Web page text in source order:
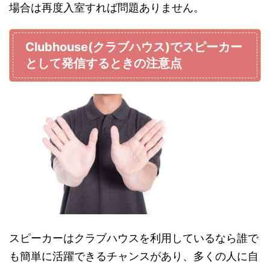
場合は再度入室すれば問題ありません。
Clubhouse(クラブハウス)でスピーカー
として発信するときの注意点
スピーカーはクラブハウスを利用しているなら誰で
も簡単に活躍できるチャンスがあり、多くの人に自